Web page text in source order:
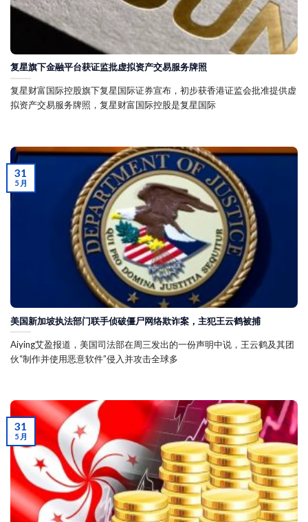
复星旗下金融平台获证监批虚拟资产交易服务牌照
复星财富国际控股旗下复星国际证券宣布，初步获香港证监会批准提供虚
拟资产交易服务牌照，复星财富国际控股是复星国际
美国新加坡执法部门联手侦破僵尸网络欺诈案，主犯王云鹤被捕
Aiying艾盈报道，美国司法部在周三发出的一份声明中说，王云鹤及其团
伙“制作并使用恶意软件”侵入并攻击全球多
31
5 月
31
5 月